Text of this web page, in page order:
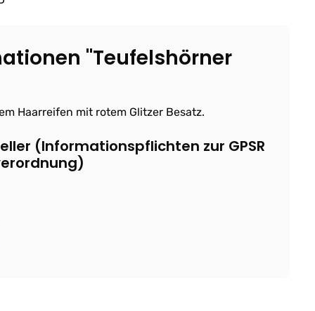
"Teufelshörner
Haarreifen mit rotem Glitzer Besatz.
(Informationspflichten zur GPSR